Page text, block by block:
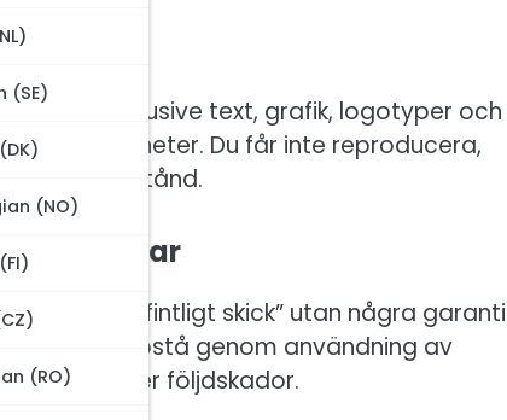
(SE)
(NO)
(RO)
inklusive text, grafik, logotyper och
rättigheter. Du får inte reproducera,
skriftligt tillstånd.
av ansvar
“i befintligt skick” utan några
kan uppstå genom användning av
eller följdskador.